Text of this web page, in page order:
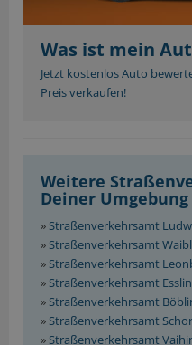
Was ist mein
Jetzt kostenlos Auto
Preis verkaufen!
Weitere
Deiner Umgebung
» Straßenverkehrsamt
» Straßenverkehrsamt
» Straßenverkehrsamt
» Straßenverkehrsamt
» Straßenverkehrsamt
» Straßenverkehrsamt
» Straßenverkehrsamt